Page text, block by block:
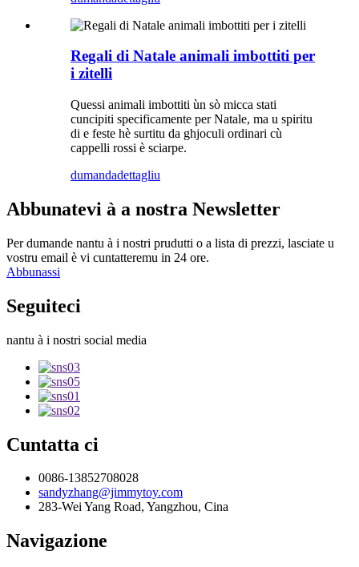
Regali di Natale animali imbottiti per
i zitelli
Quessi animali imbottiti ùn sò micca stati
cuncipiti specificamente per Natale, ma u spiritu
di e feste hè surtitu da ghjoculi ordinari cù
cappelli rossi è sciarpe.
dumandadettagliu
Abbunatevi à a nostra Newsletter
Per dumande nantu à i nostri prudutti o a lista di prezzi, lasciate u
vostru email è vi cuntatteremu in 24 ore.
Abbunassi
Seguiteci
nantu à i nostri social media
Cuntatta ci
0086-13852708028
sandyzhang@jimmytoy.com
283-Wei Yang Road, Yangzhou, Cina
Navigazione